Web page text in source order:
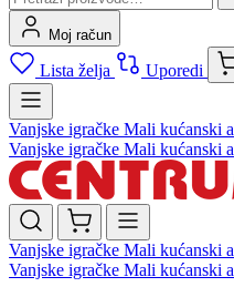
Moj račun
Lista želja Uporedi
Vanjske igračke Mali kućanski
Vanjske igračke Mali kućanski
Vanjske igračke Mali kućanski
Vanjske igračke Mali kućanski